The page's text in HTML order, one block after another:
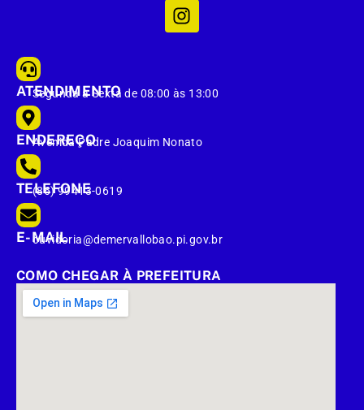
ATENDIMENTO
Segunda à Sexta de 08:00 às 13:00
ENDEREÇO
Avenida Padre Joaquim Nonato
TELEFONE
(86) 99413-0619
E-MAIL
ouvidoria@demervallobao.pi.gov.br
COMO CHEGAR À PREFEITURA